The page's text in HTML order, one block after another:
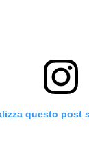
questo post